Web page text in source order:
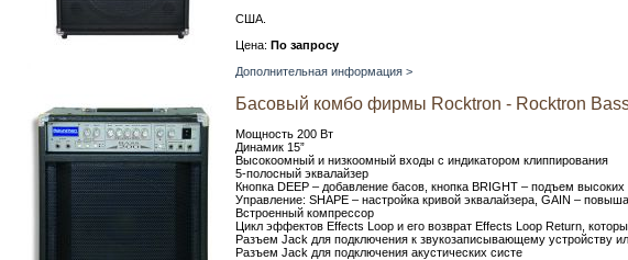
США.
Цена: По запросу
Дополнительная информация >
Басовый комбо фирмы Rocktron - Rocktron
Мощность 200 Вт
Динамик 15”
Высокоомный и низкоомный входы с индикатором клиппирования
5-полосный эквалайзер
Кнопка DEEP – добавление басов, кнопка BRIGHT – подъем высоких
Управление: SHAPE – настройка кривой эквалайзера, GAIN –
Встроенный компрессор
Цикл эффектов Effects Loop и его возврат Effects Loop Return,
Разъем Jack для подключения к звукозаписывающему устройству
Разъем Jack для подключения акустических систе